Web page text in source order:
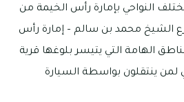
النواحي بإمارة رأس الخيمة من
الشيخ محمد بن سالم – إمارة رأس
الهامة التي يتيسر بلوغها قرية
لمن ينتقلون بواسطة السيارة